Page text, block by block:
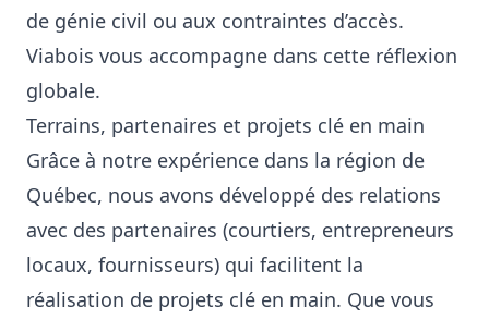
de génie civil ou aux contraintes d’accès.
Viabois vous accompagne dans cette réflexion
globale.
Terrains, partenaires et projets clé en main
Grâce à notre expérience dans la région de
Québec, nous avons développé des relations
avec des partenaires (courtiers, entrepreneurs
locaux, fournisseurs) qui facilitent la
réalisation de projets clé en main. Que vous